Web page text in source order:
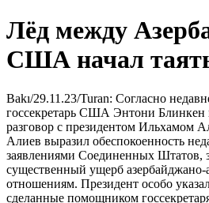
Лёд между
США начал
Bakı/29.11.23/Turan: Согласно
госсекретарь США Энтони Блинкен
разговор с президентом Ильхамом
Алиев выразил обеспокоенность
заявлениями Соединенных Штатов,
существенный ущерб
отношениям. Президент особо
сделанные помощником